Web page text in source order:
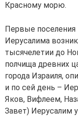
Красному морю.
Первые поселения
Иерусалима
тысячелетии до
полчища древних
города Израиля,
и по сей день –
Яков, Вифлеем,
Завет) Иерусалим